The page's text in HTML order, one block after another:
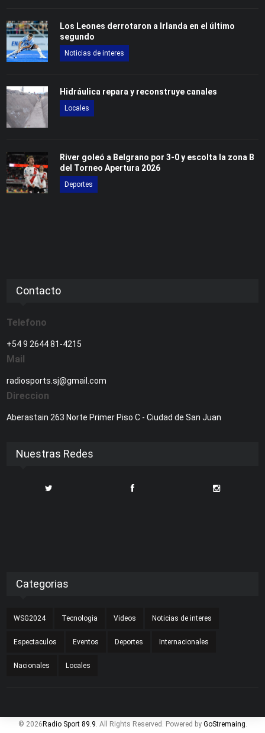
Los Leones derrotaron a Irlanda en el último
segundo
Noticias de interes
Hidráulica repara y reconstruye canales
Locales
River goleó a Belgrano por 3-0 y escolta la zona B
del Torneo Apertura 2026
Deportes
Contacto
Telefono
+54 9 2644 81-4215
Mail
radiosports.sj@gmail.com
Direccion
Aberastain 263 Norte Primer Piso C - Ciudad de San Juan
Nuestras Redes
Categorias
WSG2024 Tecnologia Videos Noticias de interes
Espectaculos Eventos Deportes Internacionales
Nacionales Locales
© 2026 Radio Sport 89.9. All Rights Reserved. Powered by GoStremaing.